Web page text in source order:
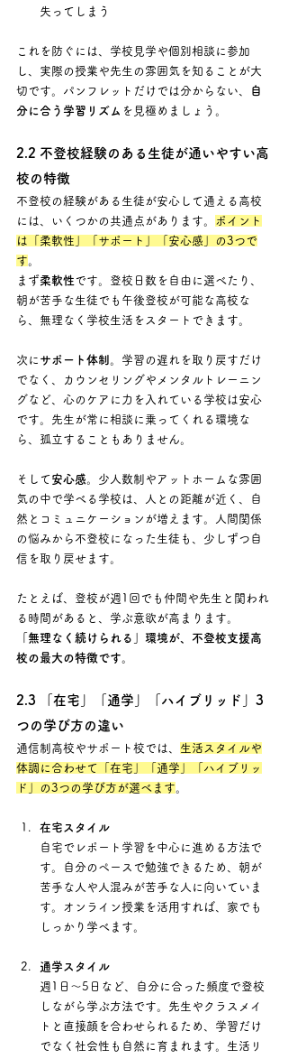
失ってしまう
これを防ぐには、学校見学や個別相談に参加
し、実際の授業や先生の雰囲気を知ることが大
切です。パンフレットだけでは分からない、
自
分に合う学習リズム を見極めましょう。
2.2 不登校経験のある生徒が通いやすい高
校の特徴
不登校の経験がある生徒が安心して通える高校
には、いくつかの共通点があります。
ポイント
は「柔軟性」「サポート」「安心感」の3つで
す。
まず柔軟性 です。登校日数を自由に選べたり、
朝が苦手な生徒でも午後登校が可能な高校な
ら、無理なく学校生活をスタートできます。
次に サポート体制 。学習の遅れを取り戻すだけ
でなく、カウンセリングやメンタルトレーニン
グなど、心のケアに力を入れている学校は安心
です。先生が常に相談に乗ってくれる環境な
ら、孤立することもありません。
そして安心感。少人数制やアットホームな雰囲
気の中で学べる学校は、人との距離が近く、自
然とコミュニケーションが増えます。人間関係
の悩みから不登校になった生徒も、少しずつ自
信を取り戻せます。
たとえば、登校が週1回でも仲間や先生と関われ
る時間があると、学ぶ意欲が高まります。
「無理なく続けられる」環境が、不登校支援高
校の最大の特徴です。
2.3 「在宅」「通学」「ハイブリッド」3
つの学び方の違い
通信制高校やサポート校では、 生活スタイルや
体調に合わせて「在宅」「通学」「ハイブリッ
ド」の3つの学び方が選べます。
在宅スタイル
自宅でレポート学習を中心に進める方法で
す。自分のペースで勉強できるため、朝が
苦手な人や人混みが苦手な人に向いていま
す。オンライン授業を活用すれば、家でも
しっかり学べます。
通学スタイル
週1日〜5日など、自分に合った頻度で登校
しながら学ぶ方法です。先生やクラスメイ
トと直接顔を合わせられるため、学習だけ
でなく社会性も自然に育まれます。生活リ